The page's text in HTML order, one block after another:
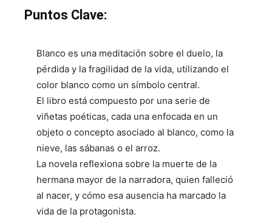
Puntos Clave:
Blanco es una meditación sobre el duelo, la
pérdida y la fragilidad de la vida, utilizando el
color blanco como un símbolo central.
El libro está compuesto por una serie de
viñetas poéticas, cada una enfocada en un
objeto o concepto asociado al blanco, como la
nieve, las sábanas o el arroz.
La novela reflexiona sobre la muerte de la
hermana mayor de la narradora, quien falleció
al nacer, y cómo esa ausencia ha marcado la
vida de la protagonista.